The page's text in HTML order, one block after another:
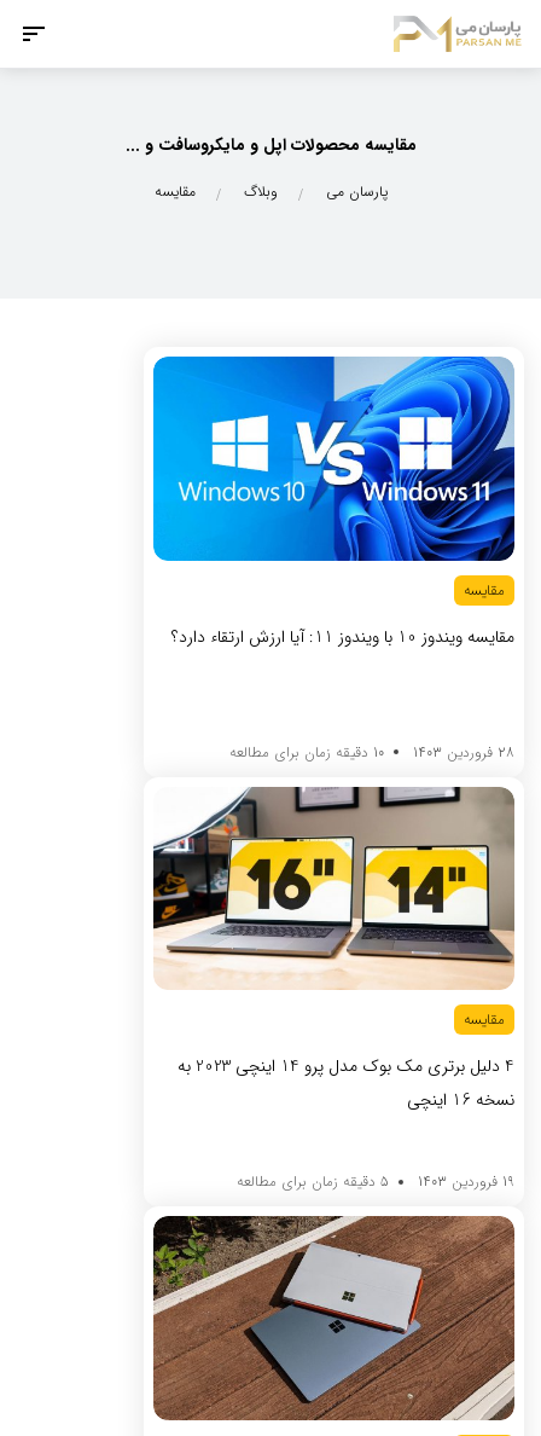
مقایسه محصولات اپل و مایکروسافت و ...
پارسان می وبلاگ مقایسه
مقایسه
مقایسه ویندوز 10 با ویندوز 11: آیا ارزش ارتقاء دارد؟
28 فروردین 1403 10 دقیقه زمان برای مطالعه
مقایسه
4 دلیل برتری مک بوک مدل پرو 14 اینچی 2023 به
نسخه 16 اینچی
19 فروردین 1403 5 دقیقه زمان برای مطالعه